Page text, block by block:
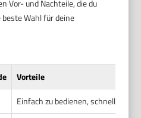
Vor- und Nachteile, die du
Wahl für deine
Vorteile
Einfach zu bedienen, schnelle